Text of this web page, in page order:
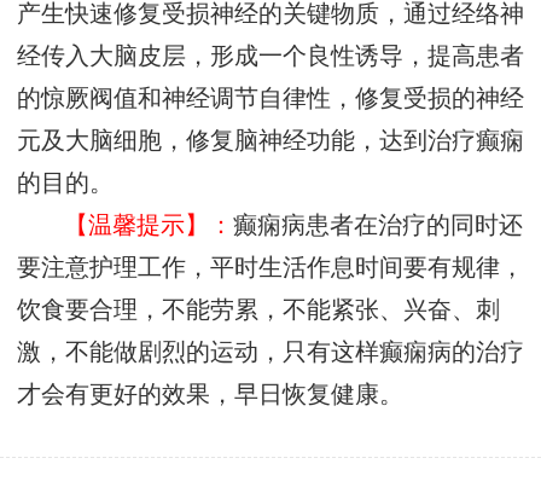
产生快速修复受损神经的关键物质，通过经络神
经传入大脑皮层，形成一个良性诱导，提高患者
的惊厥阀值和神经调节自律性，修复受损的神经
元及大脑细胞，修复脑神经功能，达到治疗癫痫
的目的。
【温馨提示】：癫痫病患者在治疗的同时还
要注意护理工作，平时生活作息时间要有规律，
饮食要合理，不能劳累，不能紧张、兴奋、刺
激，不能做剧烈的运动，只有这样癫痫病的治疗
才会有更好的效果，早日恢复健康。